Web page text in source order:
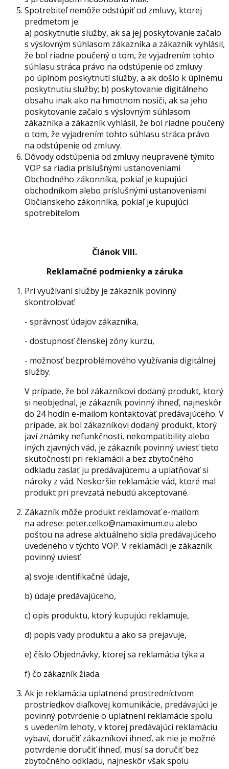
Spotrebiteľ nemôže odstúpiť od zmluvy, ktorej
predmetom je:
a) poskytnutie služby, ak sa jej poskytovanie začalo
s výslovným súhlasom zákazníka a zákazník vyhlásil,
že bol riadne poučený o tom, že vyjadrením tohto
súhlasu stráca právo na odstúpenie od zmluvy
po úplnom poskytnutí služby, a ak došlo k úplnému
poskytnutiu služby; b) poskytovanie digitálneho
obsahu inak ako na hmotnom nosiči, ak sa jeho
poskytovanie začalo s výslovným súhlasom
zákazníka a zákazník vyhlásil, že bol riadne poučený
o tom, že vyjadrením tohto súhlasu stráca právo
na odstúpenie od zmluvy.
Dôvody odstúpenia od zmluvy neupravené týmito
VOP sa riadia príslušnými ustanoveniami
Obchodného zákonníka, pokiaľ je kupujúci
obchodníkom alebo príslušnými ustanoveniami
Občianskeho zákonníka, pokiaľ je kupujúci
spotrebiteľom.
Článok VIII.
Reklamačné podmienky a záruka
Pri využívaní služby je zákazník povinný
skontrolovať:
- správnosť údajov zákazníka,
- dostupnosť členskej zóny kurzu,
- možnosť bezproblémového využívania digitálnej
služby.
V prípade, že bol zákazníkovi dodaný produkt, ktorý
si neobjednal, je zákazník povinný ihneď, najneskôr
do 24 hodín e-mailom kontaktovať predávajúceho. V
prípade, ak bol zákazníkovi dodaný produkt, ktorý
javí známky nefunkčnosti, nekompatibility alebo
iných zjavných vád, je zákazník povinný uviesť tieto
skutočnosti pri reklamácii a bez zbytočného
odkladu zaslať ju predávajúcemu a uplatňovať si
nároky z vád. Neskoršie reklamácie vád, ktoré mal
produkt pri prevzatá nebudú akceptované.
Zákazník môže produkt reklamovať e-mailom
na adrese: peter.celko@namaximum.eu alebo
poštou na adrese aktuálneho sídla predávajúceho
uvedeného v týchto VOP. V reklamácii je zákazník
povinný uviesť:
a) svoje identifikačné údaje,
b) údaje predávajúceho,
c) opis produktu, ktorý kupujúci reklamuje,
d) popis vady produktu a ako sa prejavuje,
e) číslo Objednávky, ktorej sa reklamácia týka a
f) čo zákazník žiada.
Ak je reklamácia uplatnená prostredníctvom
prostriedkov diaľkovej komunikácie, predávajúci je
povinný potvrdenie o uplatnení reklamácie spolu
s uvedením lehoty, v ktorej predávajúci reklamáciu
vybaví, doručiť zákazníkovi ihneď, ak nie je možné
potvrdenie doručiť ihneď, musí sa doručiť bez
zbytočného odkladu, najneskôr však spolu